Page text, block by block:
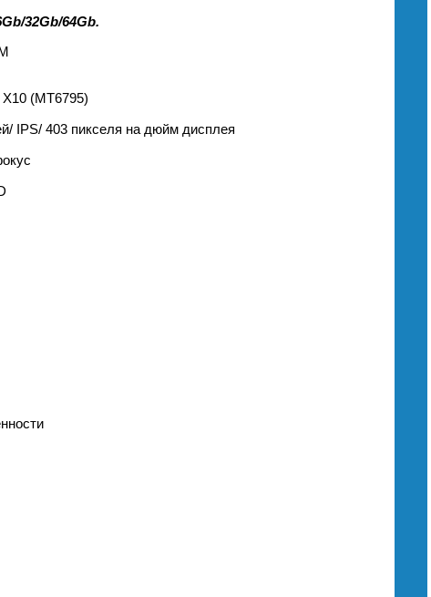
32Gb/64Gb.
(MT6795)
IPS/ 403 пикселя на дюйм дисплея